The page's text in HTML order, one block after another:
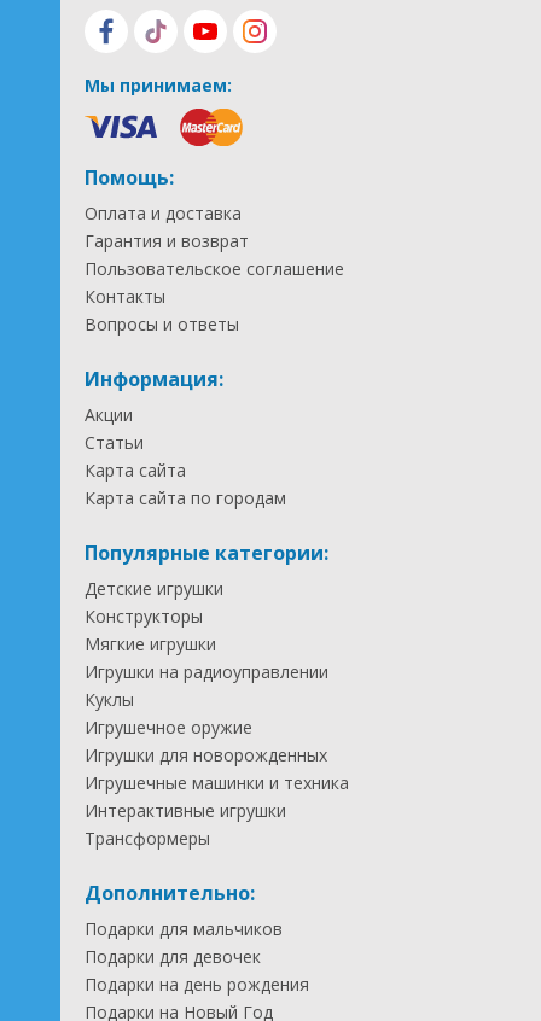
Мы принимаем:
Помощь:
Оплата и доставка
Гарантия и возврат
Пользовательское соглашение
Контакты
Вопросы и ответы
Информация:
Акции
Статьи
Карта сайта
Карта сайта по городам
Популярные категории:
Детские игрушки
Конструкторы
Мягкие игрушки
Игрушки на радиоуправлении
Куклы
Игрушечное оружие
Игрушки для новорожденных
Игрушечные машинки и техника
Интерактивные игрушки
Трансформеры
Дополнительно:
Подарки для мальчиков
Подарки для девочек
Подарки на день рождения
Подарки на Новый Год